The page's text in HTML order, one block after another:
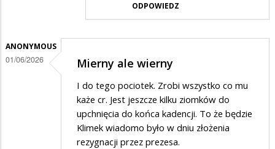
odpowiedzi
na
prezydenta
ODPOWIEDZ
ANONYMOUS
01/06/2026 Mierny ale wierny
I do tego pociotek. Zrobi wszystko co mu
każe cr. Jest jeszcze kilku ziomków do
upchnięcia do końca kadencji. To że będzie
Klimek wiadomo było w dniu złożenia
rezygnacji przez prezesa.